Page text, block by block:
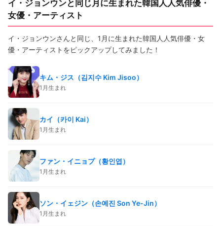
イ・ジョンウンと同じ月に生まれた韓国人人気俳優・
女優・アーティスト
イ・ジョンウンさんと同じ、1月に生まれた韓国人人気俳優・女
優・アーティストをピックアップしてみました！
キム・ジス（김지수 Kim Jisoo）
1月生まれ
カイ（카이 Kai）
1月生まれ
ファン・イニョプ（황인엽）
1月生まれ
ソン・イェジン（손예진 Son Ye-Jin）
1月生まれ